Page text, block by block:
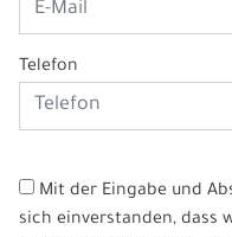
Telefon
Mit der Eingabe und
sich einverstanden, dass